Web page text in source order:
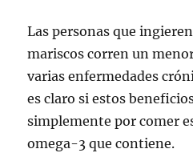
Las personas que
mariscos corren un
varias enfermedades
es claro si estos
simplemente por comer
omega-3 que contiene.